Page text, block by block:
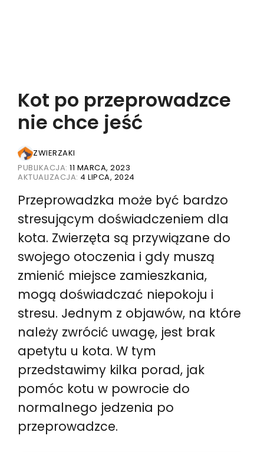
Kot po przeprowadzce
nie chce jeść
ZWIERZAKI
PUBLIKACJA: 11 MARCA, 2023
AKTUALIZACJA: 4 LIPCA, 2024
Przeprowadzka może być bardzo
stresującym doświadczeniem dla
kota. Zwierzęta są przywiązane do
swojego otoczenia i gdy muszą
zmienić miejsce zamieszkania,
mogą doświadczać niepokoju i
stresu. Jednym z objawów, na które
należy zwrócić uwagę, jest brak
apetytu u kota. W tym
przedstawimy kilka porad, jak
pomóc kotu w powrocie do
normalnego jedzenia po
przeprowadzce.